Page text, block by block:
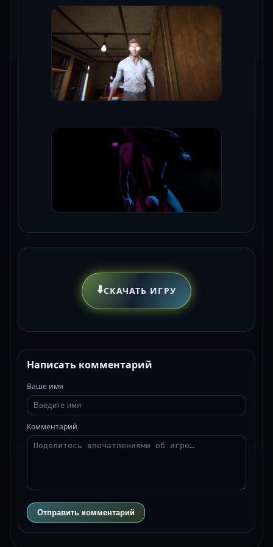
⬇️СКАЧАТЬ ИГРУ
Написать комментарий
Ваше имя
Комментарий
Отправить комментарий